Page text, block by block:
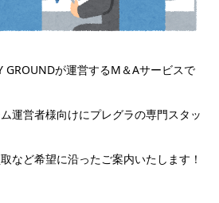
GROUNDが運営するM＆Aサービスで
運営者様向けにプレグラの専門スタッ
など希望に沿ったご案内いたします！